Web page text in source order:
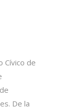
Cívico de
De la